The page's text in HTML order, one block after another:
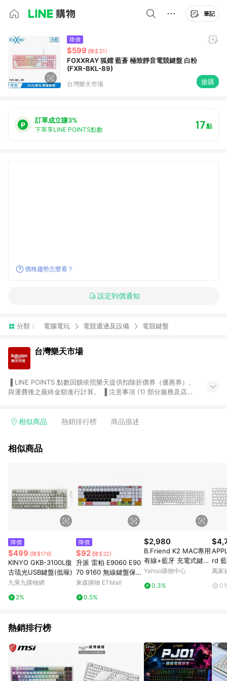
筆記
降價
$599 (降$31)
FOXXRAY 狐鐳 藍蒼 極致靜音電競鍵盤 白粉
(FXR-BKL-89)
台灣樂天市場 搶購
訂單成立賺3%
下單享LINE POINTS點數 17點
價格趨勢怎麼看？
設定到價通知
分類： 電腦電玩 電競週邊及設備 電競鍵盤
台灣樂天市場
與運費後之最終金額進行計算。 ▐ 注意事項 (1) 部分服務及店家
Smart mobile、神腦生活、JS巨盛、樂天KOBO電子書，請詳閱
台灣樂天市場，並在同一瀏覽器於24小時內結帳，才享有 LINE
由網頁版(電腦版/手機版網頁)切換為App都將會造成追蹤中斷而
無法進行 LINE POINTS 回饋。 (5) LINE 購物為購物資訊整合性
平台，商品資料更新會有時間差，如顯示之商品規格、顏色、價
位、贈品與台灣樂天市場銷售網頁不符，以銷售網頁標示為準。
(6) 導購訂單已逾 365 天，根據台灣樂天回饋規定，逾期訂單將
點數回饋或點數回饋有爭議，台灣樂天市場保有更改條款與法律
追訴之權利，活動詳情以樂天市場網站公告為準。
相似商品 熱銷排行榜 商品描述
相似商品
降價
$499 (降$176)
KINYO GKB-3100L復
古琉光USB鍵盤(低噪)
九乘九購物網
2%
降價
$92 (降$22)
升派 雷柏 E9060 E90
70 9160 無線鍵盤保護
膜 筆記本鍵盤膜貼套罩
東森購物 ETMall
0.5%
$2,980
B.Friend K2 MAC專用
有線+藍牙 充電式鍵
盤-霧銀白
Yahoo購物中心
0.3%
rd
中文
萬家
熱銷排行榜